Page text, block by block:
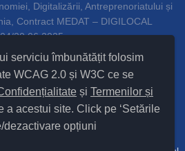
serviciu îmbunătățit folosim
WCAG 2.0 și W3C ce se
și Termenilor și
a acestui site. Click pe ‘Setările
dezactivare opțiuni
Digitalizării, Antreprenoriatului și
Contract MEDAT – DIGILOCAL
20.06.2025.
și Accesibilitate